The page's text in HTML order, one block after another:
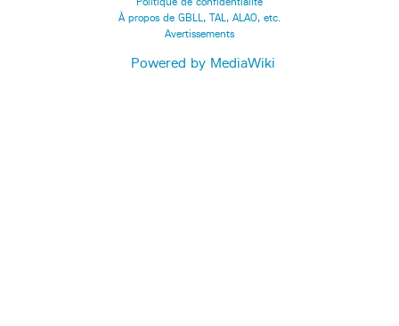
À propos de GBLL, TAL, ALAO, etc.
Avertissements
Powered by MediaWiki